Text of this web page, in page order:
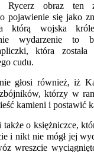
Rycerz obraz ten
pojawienie się jako
którą wojska
wydarzenie to
która została
cudu.
głosi również, iż
którzy w
kamieni i postawić
o księżniczce,
i nikt nie mógł jej
wreszcie